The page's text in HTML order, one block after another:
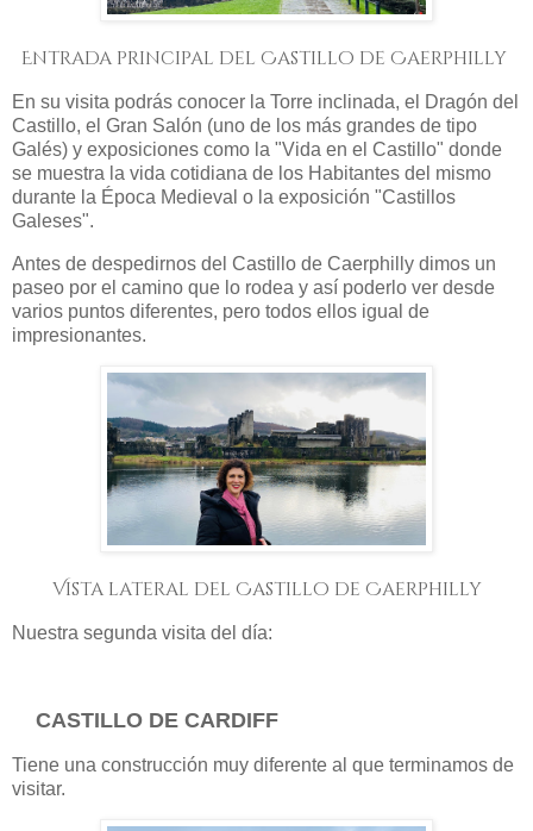
Entrada principal del Castillo de Caerphilly
En su visita podrás conocer la Torre inclinada, el Dragón del
Castillo, el Gran Salón (uno de los más grandes de tipo
Galés) y exposiciones como la "Vida en el Castillo" donde
se muestra la vida cotidiana de los Habitantes del mismo
durante la Época Medieval o la exposición "Castillos
Galeses".
Antes de despedirnos del Castillo de Caerphilly dimos un
paseo por el camino que lo rodea y así poderlo ver desde
varios puntos diferentes, pero todos ellos igual de
impresionantes.
Vista lateral del Castillo de Caerphilly
Nuestra segunda visita del día:
CASTILLO DE CARDIFF
Tiene una construcción muy diferente al que terminamos de
visitar.